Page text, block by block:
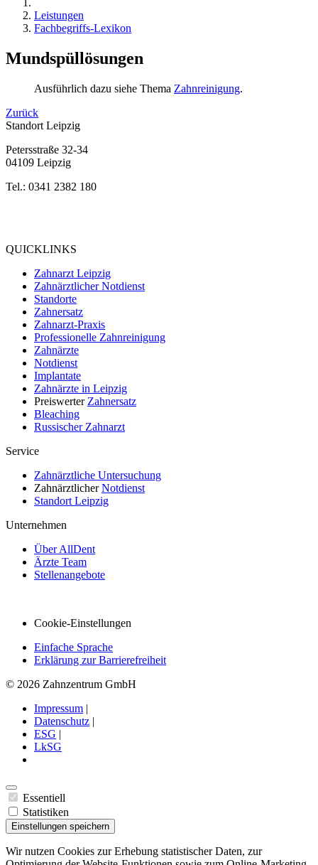
Leistungen
Fachbegriffs-Lexikon
Mundspüllösungen
Ausführlich dazu siehe Thema Zahnreinigung.
Zurück
Standort Leipzig
Petersstraße 32-34
04109 Leipzig
Tel.: 0341 2382 180
QUICKLINKS
Zahnarzt Leipzig
Zahnärztlicher Notdienst
Standorte
Zahnersatz
Zahnarzt-Praxis
Professionelle Zahnreinigung
Zahnärzte
Notdienst
Implantate
Zahnärzte in Leipzig
Preiswerter Zahnersatz
Bleaching
Russischer Zahnarzt
Service
Zahnärztliche Untersuchung
ZahnärztlicherNotdienst
Standort Leipzig
Unternehmen
Über AllDent
Ärzte Team
Stellenangebote
Cookie-Einstellungen
Einfache Sprache
Erklärung zur Barrierefreiheit
© 2026 Zahnzentrum GmbH
Impressum |
Datenschutz |
ESG |
LkSG
Essentiell
Statistiken
Einstellungen speichern
Wir nutzen Cookies zur Erhebung statistischer Daten, zur